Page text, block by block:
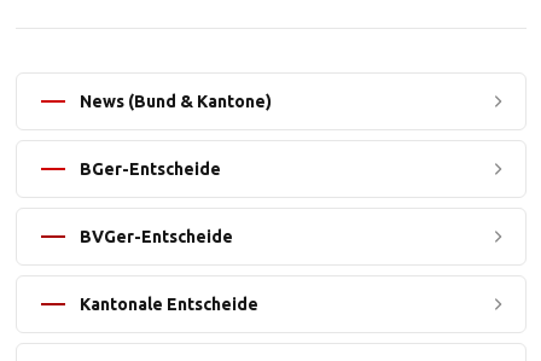
News (Bund & Kantone)
BGer-Entscheide
BVGer-Entscheide
Kantonale Entscheide